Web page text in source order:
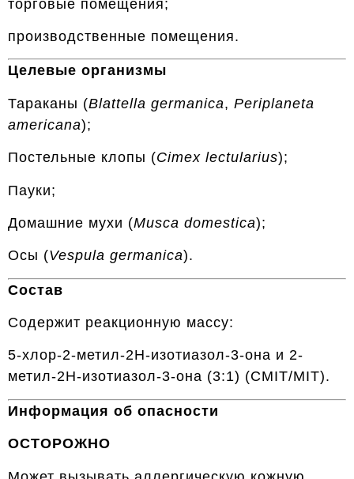
торговые помещения;
производственные помещения.
Целевые организмы
Тараканы (Blattella germanica, Periplaneta
americana);
Постельные клопы (Cimex lectularius);
Пауки;
Домашние мухи (Musca domestica);
Осы (Vespula germanica).
Состав
Содержит реакционную массу:
5-хлор-2-метил-2Н-изотиазол-3-она и 2-
метил-2Н-изотиазол-3-она (3:1) (CMIT/MIT).
Информация об опасности
ОСТОРОЖНО